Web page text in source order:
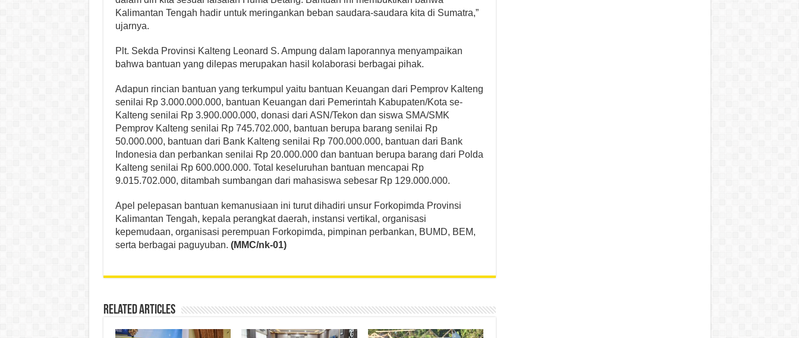
Kalimantan Tengah hadir untuk meringankan beban saudara-saudara kita di Sumatra,”
ujarnya.
Plt. Sekda Provinsi Kalteng Leonard S. Ampung dalam laporannya menyampaikan
bahwa bantuan yang dilepas merupakan hasil kolaborasi berbagai pihak.
Adapun rincian bantuan yang terkumpul yaitu bantuan Keuangan dari Pemprov Kalteng
senilai Rp 3.000.000.000, bantuan Keuangan dari Pemerintah Kabupaten/Kota se-
Kalteng senilai Rp 3.900.000.000, donasi dari ASN/Tekon dan siswa SMA/SMK
Pemprov Kalteng senilai Rp 745.702.000, bantuan berupa barang senilai Rp
50.000.000, bantuan dari Bank Kalteng senilai Rp 700.000.000, bantuan dari Bank
Indonesia dan perbankan senilai Rp 20.000.000 dan bantuan berupa barang dari Polda
Kalteng senilai Rp 600.000.000. Total keseluruhan bantuan mencapai Rp
9.015.702.000, ditambah sumbangan dari mahasiswa sebesar Rp 129.000.000.
Apel pelepasan bantuan kemanusiaan ini turut dihadiri unsur Forkopimda Provinsi
Kalimantan Tengah, kepala perangkat daerah, instansi vertikal, organisasi
kepemudaan, organisasi perempuan Forkopimda, pimpinan perbankan, BUMD, BEM,
serta berbagai paguyuban. (MMC/nk-01)
Related Articles